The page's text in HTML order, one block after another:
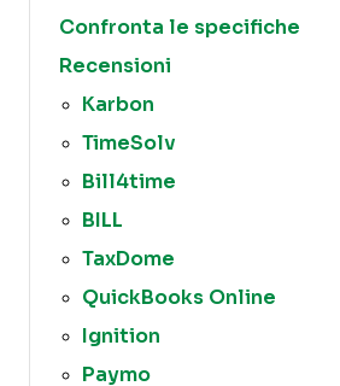
Confronta le specifiche
Recensioni
Karbon
TimeSolv
Bill4time
BILL
TaxDome
QuickBooks Online
Ignition
Paymo